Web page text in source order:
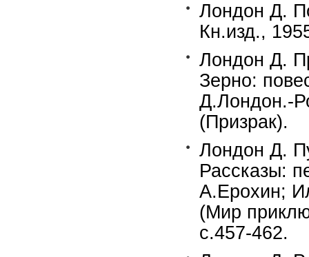
Лондон Д.
Кн.изд.,
Лондон Д.
Зерно:
Д.Лондон.-
(Призрак).
Лондон Д.
Рассказы:
А.Ерохин;
(Мир
с.457-462.